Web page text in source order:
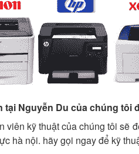
tại Nguyễn Du của chúng tôi
viên kỹ thuật của chúng tôi sẽ
hà nội. hãy gọi ngay để kỹ